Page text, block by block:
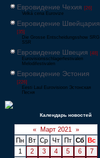
Евровидение Чехия [26]
Velká cena Eurovize
Евровидение Швейцария
[35]
Die Grosse Entscheidungsshow SRG
SSR
Евровидение Швеция [48]
Eurovisionsschlagerfestivalen
Melodifestivalen
Евровидение Эстония
[226]
Eesti Laul Eurovisioon Эстонская
Песня
Календарь новостей
« Март 2021 »
Пн
Вт Ср Чт Пт Сб
Вс
1
2 3 4 5 6
7